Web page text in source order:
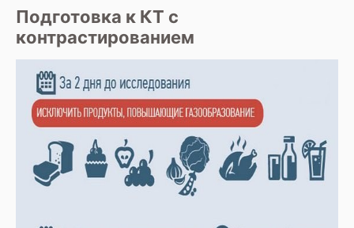
Подготовка к КТ с
контрастированием